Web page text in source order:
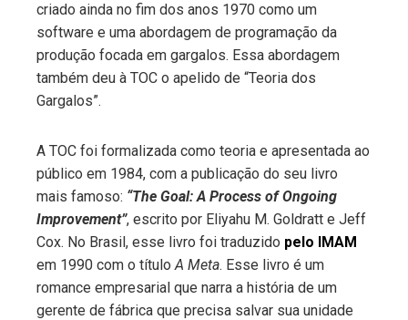
criado ainda no fim dos anos 1970 como um
software e uma abordagem de programação da
produção focada em gargalos. Essa abordagem
também deu à TOC o apelido de “Teoria dos
Gargalos”.
A TOC foi formalizada como teoria e apresentada ao
público em 1984, com a publicação do seu livro
mais famoso: “The Goal: A Process of Ongoing
Improvement”, escrito por Eliyahu M. Goldratt e Jeff
Cox. No Brasil, esse livro foi traduzido pelo IMAM
em 1990 com o títuloA Meta. Esse livro é um
romance empresarial que narra a história de um
gerente de fábrica que precisa salvar sua unidade